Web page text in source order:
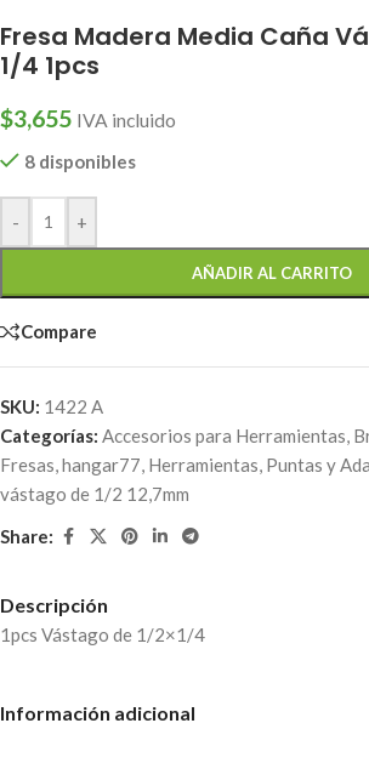
Fresa Madera Media Caña
1/4 1pcs
$3,655 IVA incluido
8 disponibles
- +
AÑADIR AL CARRITO
Compare
SKU: 1422 A
Categorías: Accesorios para Herramientas,
Fresas,hangar77, Herramientas, Puntas y
vástago de 1/2 12,7mm
Share:
Descripción
1pcs Vástago de 1/2×1/4
Información adicional